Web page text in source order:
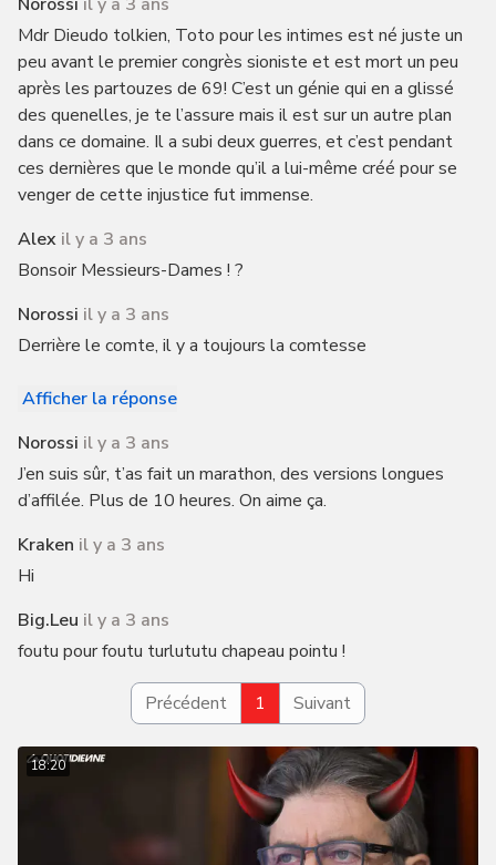
Mdr Dieudo tolkien, Toto pour les intimes est né juste un
peu avant le premier congrès sioniste et est mort un peu
après les partouzes de 69! C’est un génie qui en a glissé
des quenelles, je te l’assure mais il est sur un autre plan
dans ce domaine. Il a subi deux guerres, et c’est pendant
ces dernières que le monde qu’il a lui-même créé pour se
venger de cette injustice fut immense.
Alex il y a 3 ans
Bonsoir Messieurs-Dames ! ?
Norossi il y a 3 ans
Derrière le comte, il y a toujours la comtesse
Afficher la réponse
Norossi il y a 3 ans
J’en suis sûr, t’as fait un marathon, des versions longues
d’affilée. Plus de 10 heures. On aime ça.
Kraken il y a 3 ans
Hi
Big.leu il y a 3 ans
foutu pour foutu turlututu chapeau pointu !
Précédent 1 Suivant
18:20